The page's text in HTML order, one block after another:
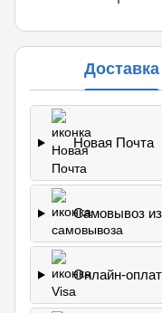
Доставка
Новая Почта
Самовывоз
Онлайн-